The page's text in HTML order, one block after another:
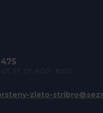
ST, ČT: 9.00 - 15.00
zlato-